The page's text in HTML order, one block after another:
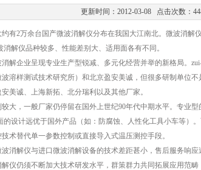
更新时间：2012-03-08 点击次数：
2万余台国产微波消解仪分布在我国大江南北。微波消解
解仪品种较多、性能差别大、适用面各有不同。
企业呈现专业生产型锐减、多元化经营并举的新格局。
溶样测试技术研究所）和北京盈安美诚，但很多研制单位
美诚、上海新拓、北分瑞利以及其他厂家。
，一般厂家仍停留在国外上世纪90年代中期水平。专业
设计远优于国外产品（如：防腐蚀、人性化工具小车等）
术替代单一参数控制或直接导入式温压测控手段。
解仪与进口微波消解设备的技术差距甚小，售后服务响应
仪仍须不断加大技术研发水平，群策群力共同拓展应用范